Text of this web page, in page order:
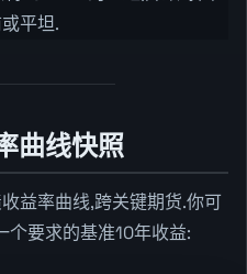
平坦.
曲线快照
益率曲线,跨关键期货.你可
个要求的基准10年收益: